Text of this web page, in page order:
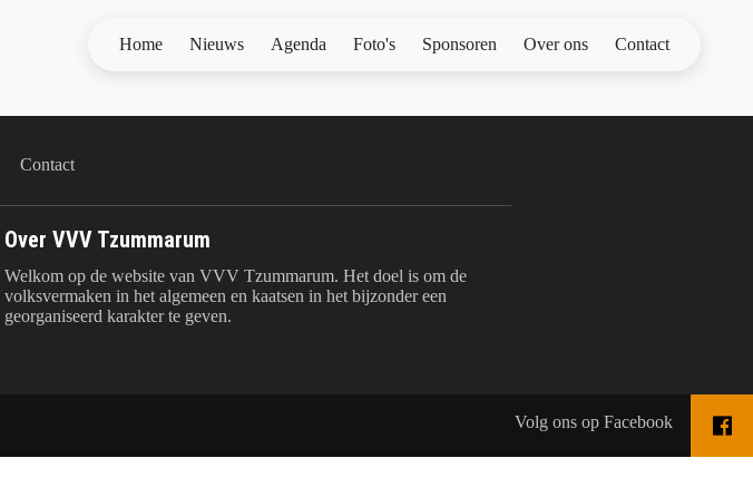
Home Nieuws Agenda Foto's Sponsoren Over ons Contact
Contact
Over VVV Tzummarum
Welkom op de website van VVV Tzummarum. Het doel is om de
volksvermaken in het algemeen en kaatsen in het bijzonder een
georganiseerd karakter te geven.
Volg ons op Facebook